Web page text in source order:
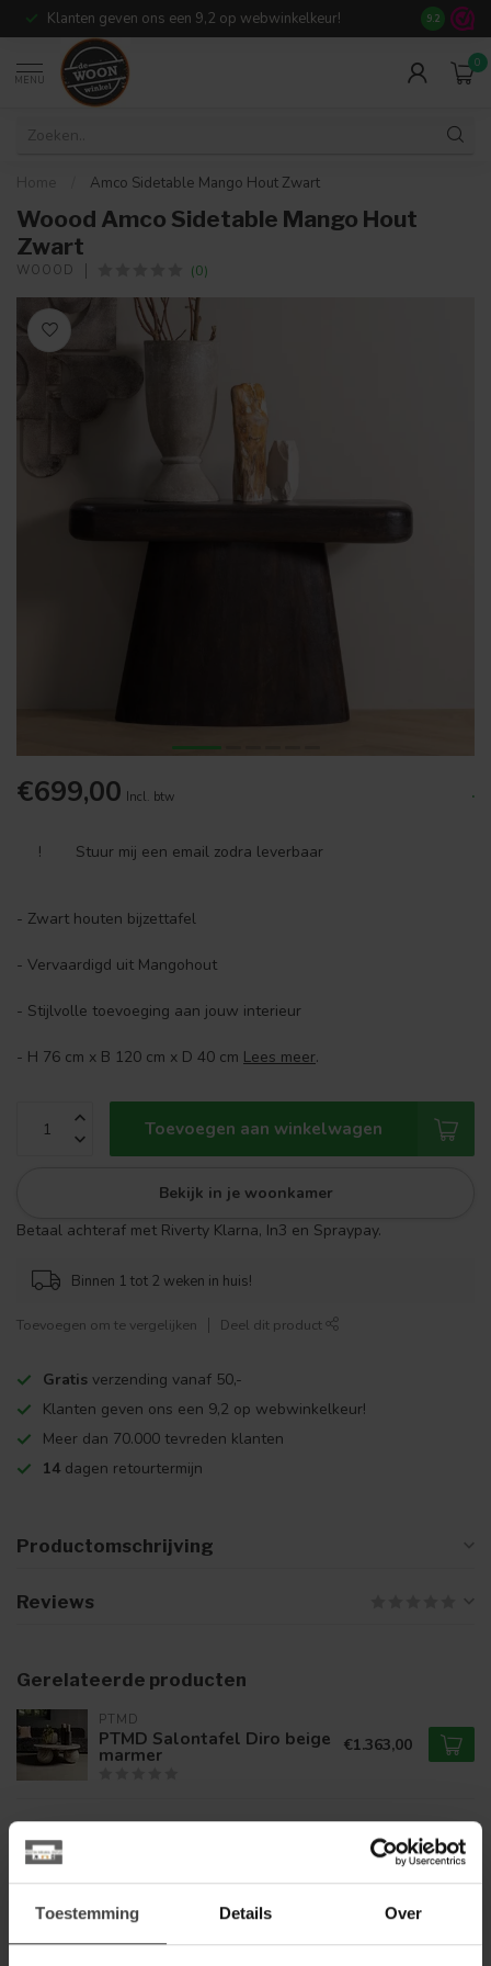
Toestemming Details Over
Klanten geven ons een 9,2 op webwinkelkeur! Meer dan
9.2
MENU
0
Home Amco Sidetable Mango Hout Zwart
Woood Amco Sidetable Mango Hout
Zwart
WOOOD (0)
€699,00 Incl. btw .
! Stuur mij een email zodra leverbaar
- Zwart houten bijzettafel
- Vervaardigd uit Mangohout
- Stijlvolle toevoeging aan jouw interieur
- H 76 cm x B 120 cm x D 40 cm Lees meer.
Toevoegen aan winkelwagen
Bekijk in je woonkamer
Betaal achteraf met Riverty Klarna, In3 en Spraypay.
Binnen 1 tot 2 weken in huis!
Toevoegen om te vergelijken Deel dit product
Gratis verzending vanaf 50,-
Klanten geven ons een 9,2 op webwinkelkeur!
Meer dan 70.000 tevreden klanten
14 dagen retourtermijn
Productomschrijving
Reviews
Gerelateerde producten
PTMD
PTMD Salontafel Diro beige
marmer €1.363,00
lodge desert
€938,00